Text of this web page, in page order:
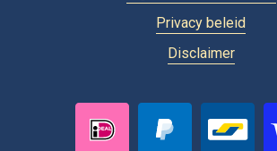
Privacy beleid
Disclaimer